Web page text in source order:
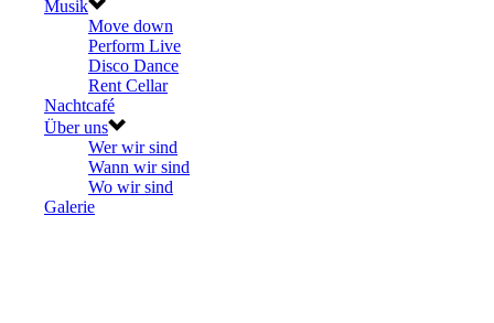
Musik
Move down
Perform Live
Disco Dance
Rent Cellar
Nachtcafé
Über uns
Wer wir sind
Wann wir sind
Wo wir sind
Galerie